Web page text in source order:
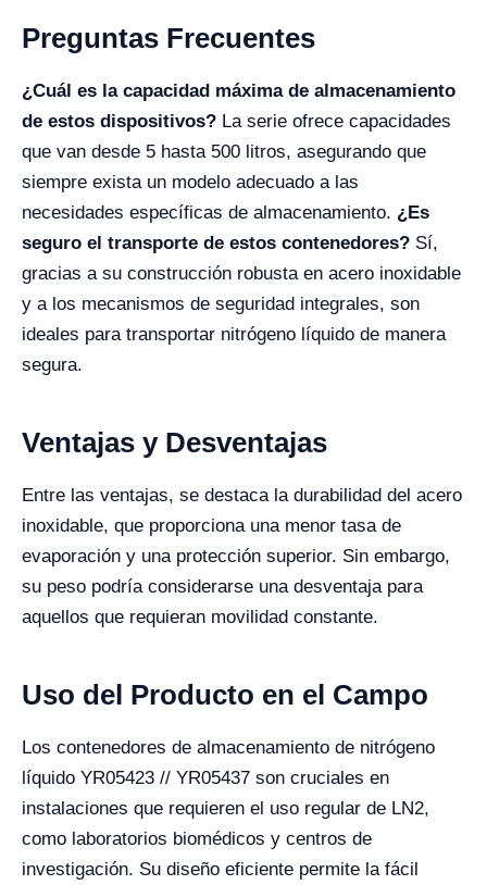
Preguntas Frecuentes
¿Cuál es la capacidad máxima de almacenamiento
de estos dispositivos? La serie ofrece capacidades
que van desde 5 hasta 500 litros, asegurando que
siempre exista un modelo adecuado a las
necesidades específicas de almacenamiento. ¿Es
seguro el transporte de estos contenedores? Sí,
gracias a su construcción robusta en acero inoxidable
y a los mecanismos de seguridad integrales, son
ideales para transportar nitrógeno líquido de manera
segura.
Ventajas y Desventajas
Entre las ventajas, se destaca la durabilidad del acero
inoxidable, que proporciona una menor tasa de
evaporación y una protección superior. Sin embargo,
su peso podría considerarse una desventaja para
aquellos que requieran movilidad constante.
Uso del Producto en el Campo
Los contenedores de almacenamiento de nitrógeno
líquido YR05423 // YR05437 son cruciales en
instalaciones que requieren el uso regular de LN2,
como laboratorios biomédicos y centros de
investigación. Su diseño eficiente permite la fácil